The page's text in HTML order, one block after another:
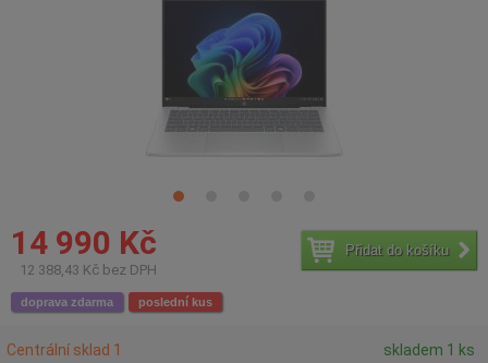
14 990 Kč
12 388,43 Kč bez DPH
Přidat do košíku
doprava zdarma poslední kus
Centrální sklad 1
skladem 1 ks